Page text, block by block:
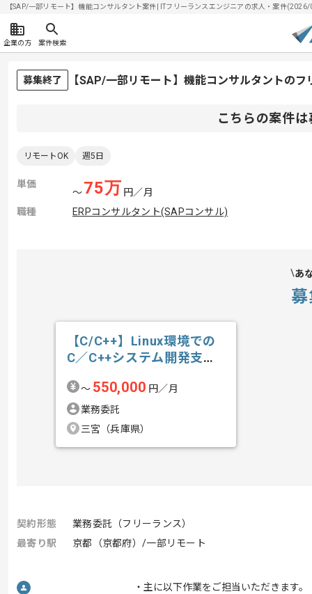
【SAP/一部リモート】機能コンサルタント案件| ITフリーランスエンジニアの求人・案件
企業の方 案件検索
募集終了 【SAP/一部リモート】機能コンサルタントの
こちらの案件
リモートOK 週5日
単価
〜75万 円／月
職種
ERPコンサルタント(SAPコンサル)
あ
【C/C++】Linux環境での
C／C++システム開発支援
〜 550,000 円／月
業務委託
三宮（兵庫県）
契約形態
業務委託（フリーランス）
最寄り駅
京都（京都府）/一部リモート
・主に以下作業をご担当いただきます。